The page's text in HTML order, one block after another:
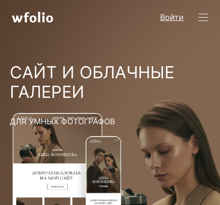
Войти
САЙТ И ОБЛАЧНЫЕ
ГАЛЕРЕИ
ДЛЯ УМНЫХ ФОТОГРАФОВ